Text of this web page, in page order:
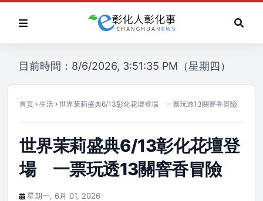
目前時間：8/6/2026, 3:51:35 PM（星期四）
首頁 生活 世界茉莉盛典6/13彰化花壇登場 一票玩透13關窨香冒險
世界茉莉盛典6/13彰化花壇登
場 一票玩透13關窨香冒險
星期一, 6月 01, 2026